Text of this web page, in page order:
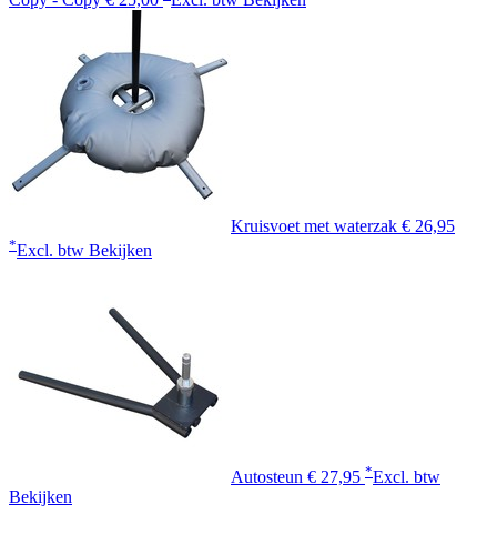
Kruisvoet met waterzak € 26,95
*Excl. btw Bekijken
Autosteun € 27,95 *Excl. btw
Bekijken